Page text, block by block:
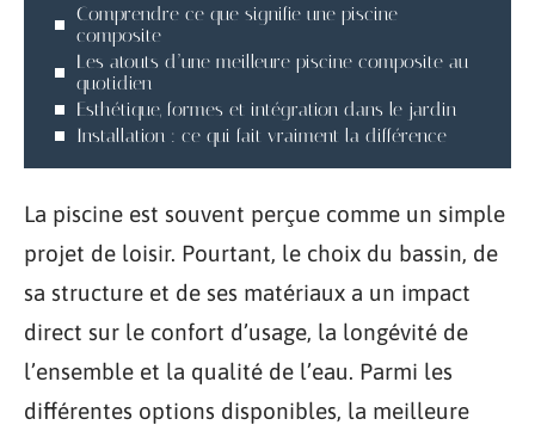
Comprendre ce que signifie une piscine
composite
Les atouts d’une meilleure piscine composite au
quotidien
Esthétique, formes et intégration dans le jardin
Installation : ce qui fait vraiment la différence
La piscine est souvent perçue comme un simple
projet de loisir. Pourtant, le choix du bassin, de
sa structure et de ses matériaux a un impact
direct sur le confort d’usage, la longévité de
l’ensemble et la qualité de l’eau. Parmi les
différentes options disponibles, la meilleure